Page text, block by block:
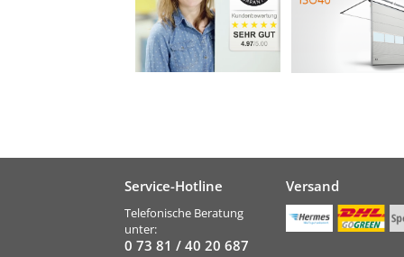
Service-Hotline
Telefonische Beratung
unter:
0 73 81 / 40 20 687
Versand